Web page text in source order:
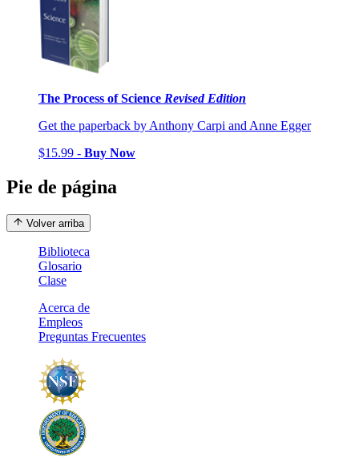
The Process of Science Revised Edition
Get the paperback by Anthony Carpi and Anne Egger
$15.99 - Buy Now
Pie de página
Volver arriba
Biblioteca
Glosario
Clase
Acerca de
Empleos
Preguntas Frecuentes